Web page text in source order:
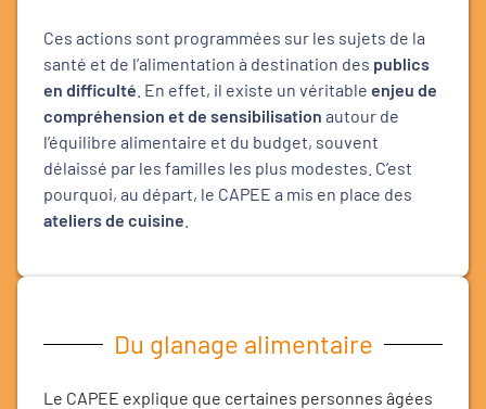
Ces actions sont programmées sur les sujets de la
santé et de l’alimentation à destination des publics
en difficulté . En effet, il existe un véritable enjeu de
compréhension et de sensibilisation autour de
l’équilibre alimentaire et du budget, souvent
délaissé par les familles les plus modestes. C’est
pourquoi, au départ, le CAPEE a mis en place des
ateliers de cuisine
Du glanage alimentaire
Le CAPEE explique que certaines personnes âgées